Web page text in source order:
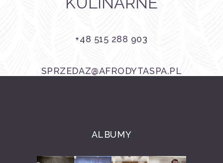
+48 515 288 903
SPRZEDAZ@AFRODYTASPA.PL
ALBUMY